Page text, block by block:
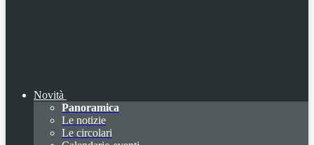
Novità
Panoramica
Le notizie
Le circolari